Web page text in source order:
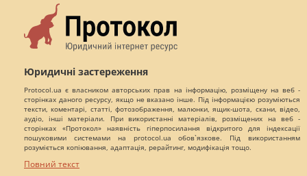
Юридичні застереження
Protocol.ua є власником авторських прав на інформацію, розміщену на веб -
сторінках даного ресурсу, якщо не вказано інше. Під інформацією розуміються
тексти, коментарі, статті, фотозображення, малюнки, ящик-шота, скани, відео,
аудіо, інші матеріали. При використанні матеріалів, розміщених на веб -
сторінках «Протокол» наявність гіперпосилання відкритого для індексації
пошуковими системами на protocol.ua обов`язкове. Під використанням
розуміється копіювання, адаптація, рерайтинг, модифікація тощо.
Повний текст